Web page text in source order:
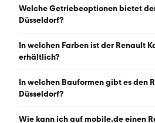
Der Renault Kangoo in Düsseldorf
zwischen 68 und 131 PS. (Stand:
Welche Getriebeoptionen bietet
Düsseldorf?
Der Renault Kangoo in Düsseldorf
automatischem Getriebe erhältlich.
In welchen Farben ist der Renault
erhältlich?
Den Renault Kangoo in Düsseldorf
Farben: weiß, schwarz, blau, grau,
In welchen Bauformen gibt es den
Düsseldorf?
Den Renault Kangoo in Düsseldorf
Wie kann ich auf mobile.de einen